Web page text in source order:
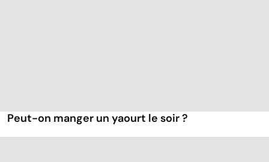
Peut-on manger un yaourt le soir ?